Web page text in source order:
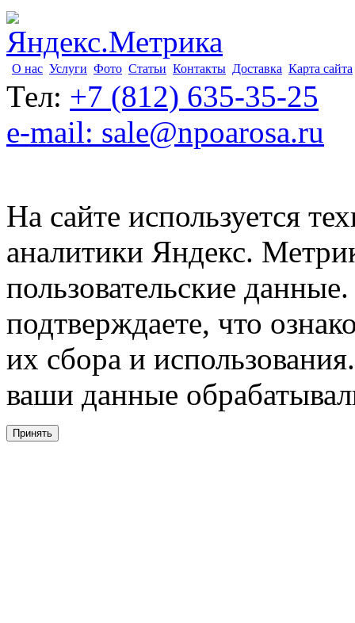
О нас Услуги Фото Статьи Контакты Доставка Карта сайта
Тел: +7 (812) 635-35-25
e-mail: sale@npoarosa.ru
На сайте используется
аналитики Яндекс.
пользовательские
подтверждаете, что
их сбора и
ваши данные
Принять